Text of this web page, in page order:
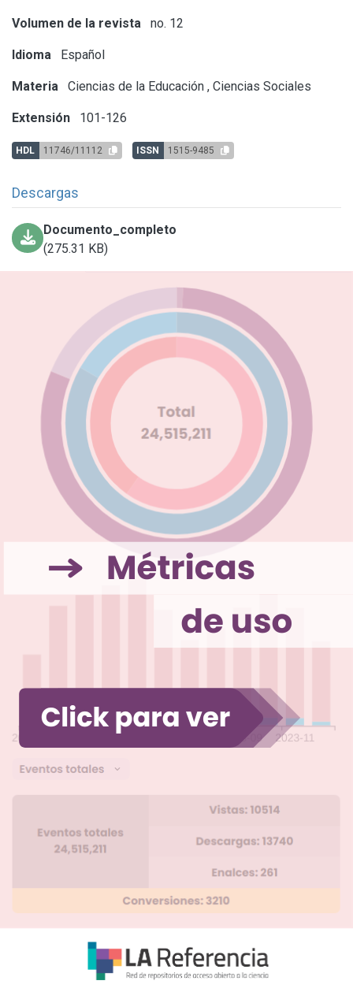
Volumen de la revista no. 12
Idioma Español
Materia Ciencias de la Educación , Ciencias Sociales
Extensión 101-126
HDL 11746/11112 ISSN 1515-9485
Descargas
Documento_completo
(275.31 KB)